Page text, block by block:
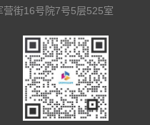
街16号院7号5层525室